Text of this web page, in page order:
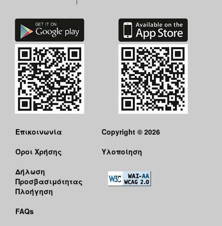
ΠΟΛΗ
Επικοινωνία
Όροι Χρήσης
Δήλωση
Προσβασιμότητας
Πλοήγηση
FAQs
Copyright © 2026
Υλοποίηση